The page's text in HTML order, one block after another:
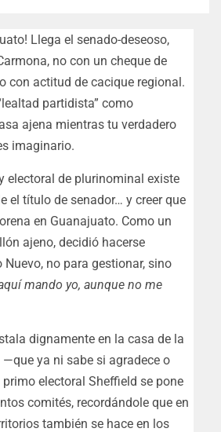
Llega el senado-deseoso,
no con un cheque de
con actitud de cacique regional.
partidista” como
ajena mientras tu verdadero
imaginario.
electoral de plurinominal existe
el título de senador… y creer que
en Guanajuato. Como un
ajeno, decidió hacerse
Nuevo, no para gestionar, sino
mando yo, aunque no me
dignamente en la casa de la
ya ni sabe si agradece o
electoral Sheffield se pone
comités, recordándole que en
también se hace en los